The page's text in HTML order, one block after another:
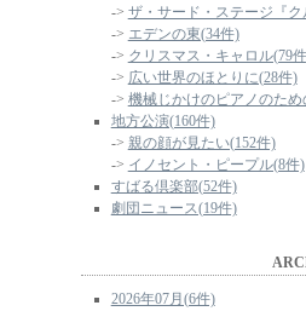
-> ザ・サード・ステージ『
-> エデンの東(34件)
-> クリスマス・キャロル(79
-> 広い世界のほとりに(28件)
-> 機械じかけのピアノのた
地方公演(160件)
-> 親の顔が見たい(152件)
-> イノセント・ピープル(8件)
すばる倶楽部(52件)
劇団ニュース(19件)
2026年07月(6件)